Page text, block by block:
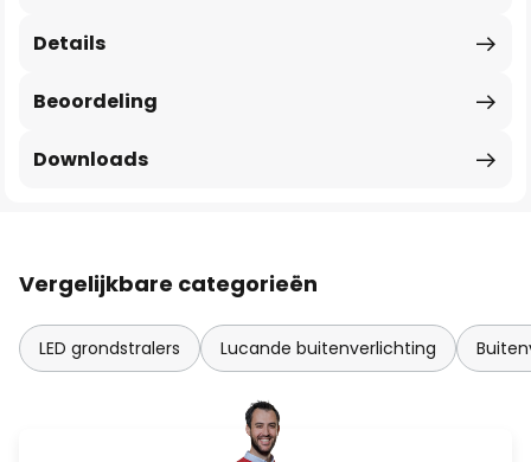
Details
Beoordeling
Downloads
Vergelijkbare categorieën
LED grondstralers Lucande buitenverlichting